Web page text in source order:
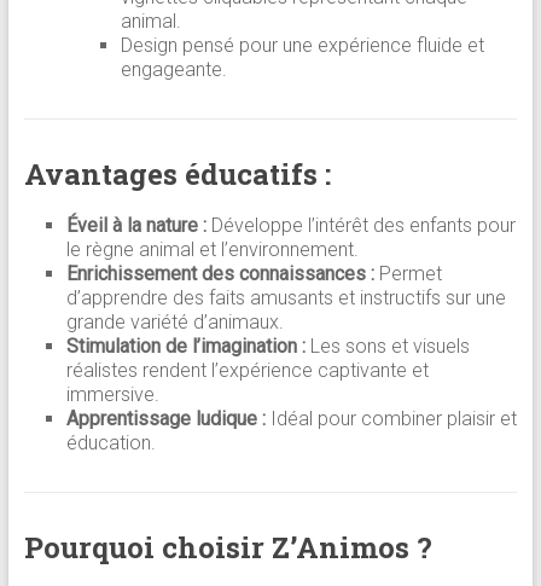
animal.
Design pensé pour une expérience fluide et
engageante.
Avantages éducatifs :
Éveil à la nature :Développe l’intérêt des enfants pour
le règne animal et l’environnement.
Enrichissement des connaissances :Permet
d’apprendre des faits amusants et instructifs sur une
grande variété d’animaux.
Stimulation de l’imagination :Les sons et visuels
réalistes rendent l’expérience captivante et
immersive.
Apprentissage ludique :Idéal pour combiner plaisir et
éducation.
Pourquoi choisir Z’Animos ?